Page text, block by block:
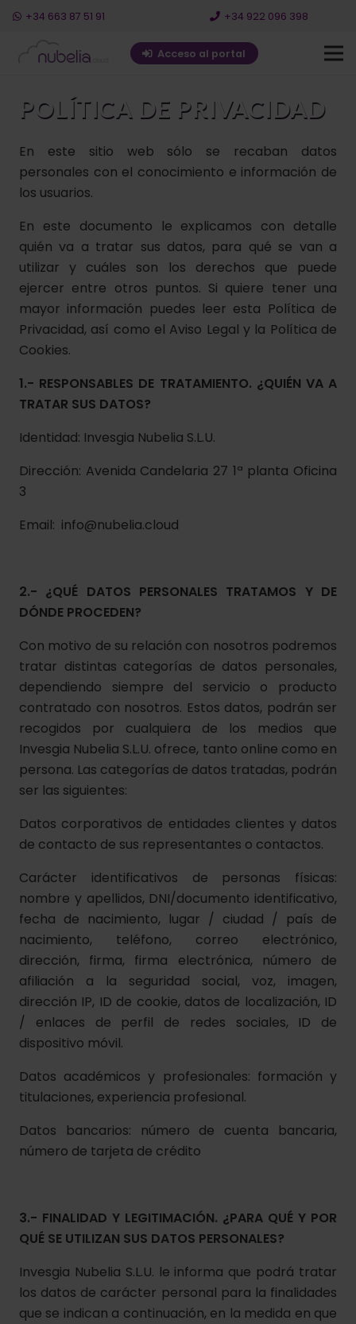
+34 663 87 51 91 +34 922 096 398
Acceso al portal
POLÍTICA DE PRIVACIDAD
En este sitio web sólo se recaban datos
personales con el conocimiento e información de
los usuarios.
En este documento le explicamos con detalle
quién va a tratar sus datos, para qué se van a
utilizar y cuáles son los derechos que puede
ejercer entre otros puntos. Si quiere tener una
mayor información puedes leer esta Política de
Privacidad, así como el Aviso Legal y la Política de
Cookies.
1.- RESPONSABLES DE TRATAMIENTO. ¿QUIÉN VA A
TRATAR SUS DATOS?
Identidad: Invesgia Nubelia S.L.U.
Dirección: Avenida Candelaria 27 1ª planta Oficina
3
Email: info@nubelia.cloud
2.- ¿QUÉ DATOS PERSONALES TRATAMOS Y DE
DÓNDE PROCEDEN?
Con motivo de su relación con nosotros podremos
tratar distintas categorías de datos personales,
dependiendo siempre del servicio o producto
contratado con nosotros. Estos datos, podrán ser
recogidos por cualquiera de los medios que
Invesgia Nubelia S.L.U. ofrece, tanto online como en
persona. Las categorías de datos tratadas, podrán
ser las siguientes:
Datos corporativos de entidades clientes y datos
de contacto de sus representantes o contactos.
Carácter identificativos de personas físicas:
nombre y apellidos, DNI/documento identificativo,
fecha de nacimiento, lugar / ciudad / país de
nacimiento, teléfono, correo electrónico,
dirección, firma, firma electrónica, número de
afiliación a la seguridad social, voz, imagen,
dirección IP, ID de cookie, datos de localización, ID
/ enlaces de perfil de redes sociales, ID de
dispositivo móvil.
Datos académicos y profesionales: formación y
titulaciones, experiencia profesional.
Datos bancarios: número de cuenta bancaria,
número de tarjeta de crédito
3.- FINALIDAD Y LEGITIMACIÓN. ¿PARA QUÉ Y POR
QUÉ SE UTILIZAN SUS DATOS PERSONALES?
Invesgia Nubelia S.L.U. le informa que podrá tratar
los datos de carácter personal para la finalidades
que se indican a continuación, en la medida en que